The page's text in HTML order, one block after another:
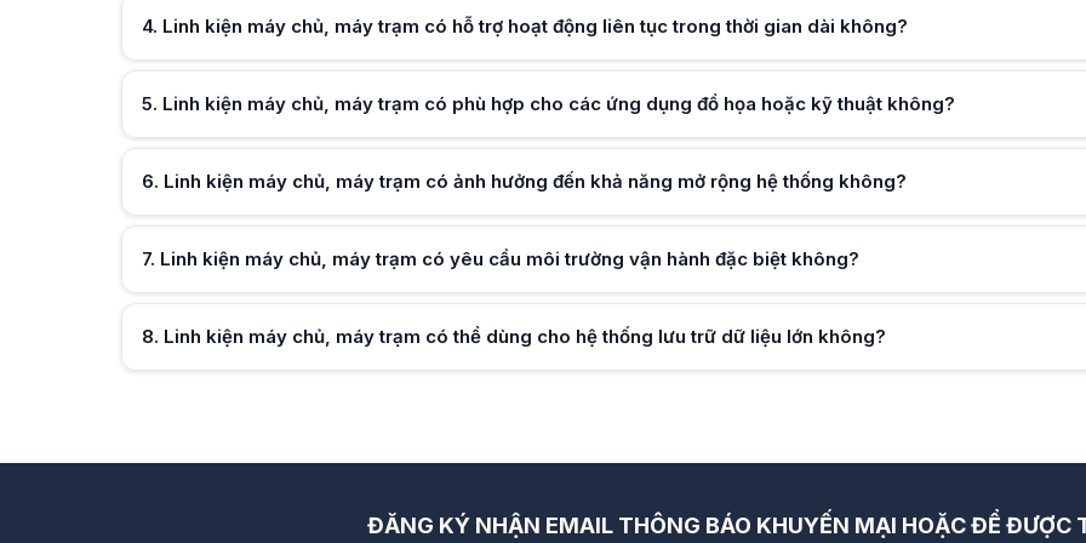
Nhiều giải pháp lưu trữ doanh nghiệp được xây dựng dựa trên linh kiện máy chủ, máy trạm nhằm đảm bảo khả năng xử lý và quản lý
Hữu ích (0
4. Linh kiện máy chủ, máy trạm có hỗ trợ hoạt động liên tục trong thời gian dài không?
Hữu ích (0
5. Linh kiện máy chủ, máy trạm có phù hợp cho các ứng dụng đồ họa hoặc kỹ thuật không?
Hữu ích (0)
6. Linh kiện máy chủ, máy trạm có ảnh hưởng đến khả năng mở rộng hệ thống không?
Hữu ích (0 )
7. Linh kiện máy chủ, máy trạm có yêu cầu môi trường vận hành đặc biệt không?
Hữu ích (0)
8. Linh kiện máy chủ, máy trạm có thể dùng cho hệ thống lưu trữ dữ liệu lớn không?
1
ĐĂNG KÝ NHẬN EMAIL THÔNG BÁO KHUYẾN MẠI HOẶC ĐỂ ĐƯỢC